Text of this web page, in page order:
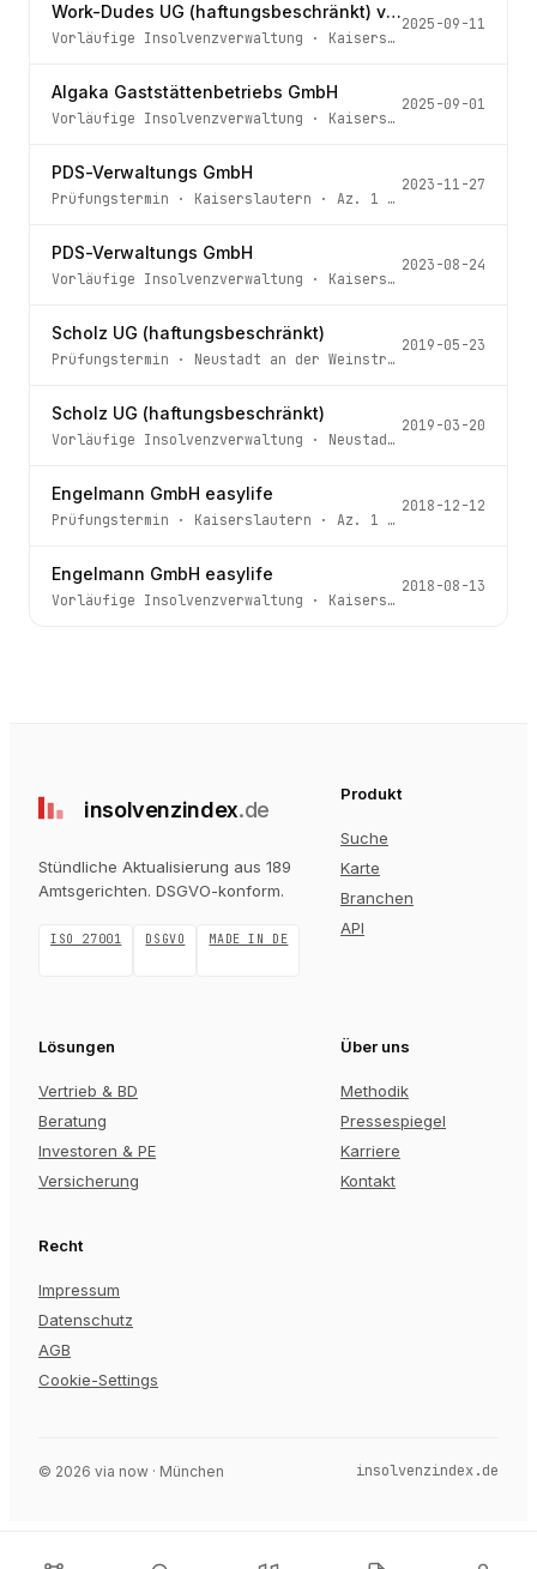
Work-Dudes UG (haftungsbeschränkt) vertr.d.d.GF Steffen Brunck
Vorläufige Insolvenzverwaltung · Kaiserslautern
2025-09-11
Algaka Gaststättenbetriebs GmbH
Vorläufige Insolvenzverwaltung · Kaiserslautern
2025-09-01
PDS-Verwaltungs GmbH
Prüfungstermin · Kaiserslautern · Az. 1 IN 135/23
2023-11-27
PDS-Verwaltungs GmbH
Vorläufige Insolvenzverwaltung · Kaiserslautern
2023-08-24
Scholz UG (haftungsbeschränkt)
Prüfungstermin · Neustadt an der Weinstraße
2019-05-23
Scholz UG (haftungsbeschränkt)
Vorläufige Insolvenzverwaltung · Neustadt an der Weinstraße
2019-03-20
Engelmann GmbH easylife
Prüfungstermin · Kaiserslautern · Az. 1 IN 117/18
2018-12-12
Engelmann GmbH easylife
Vorläufige Insolvenzverwaltung · Kaiserslautern
2018-08-13
insolvenzindex.de
Stündliche Aktualisierung aus 189
Amtsgerichten. DSGVO-konform.
ISO 27001 DSGVO MADE IN DE
Produkt
Suche
Karte
Branchen
API
Lösungen
Vertrieb & BD
Beratung
Investoren & PE
Versicherung
Über uns
Methodik
Pressespiegel
Karriere
Kontakt
Recht
Impressum
Datenschutz
AGB
Cookie-Settings
© 2026 via now · München insolvenzindex.de